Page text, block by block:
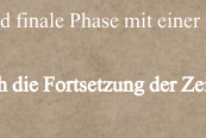
finale Phase mit
Fortsetzung der